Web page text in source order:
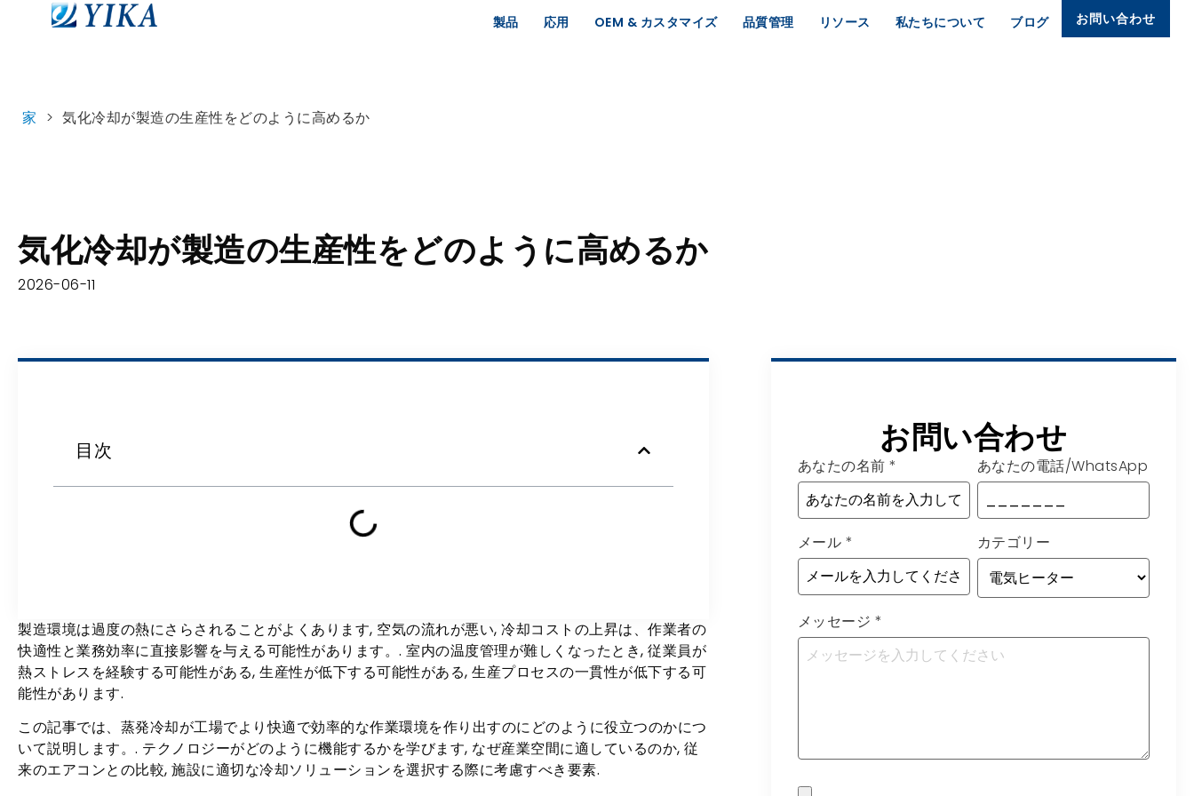
製品 応用 OEM & カスタマイズ 品質管理 リソース 私たちについて ブログ お問い合わせ
家 > 気化冷却が製造の生産性をどのように高めるか
気化冷却が製造の生産性をどのように高めるか
2026-06-11
目次
製造環境は過度の熱にさらされることがよくあります, 空気の流れが悪い, 冷却コストの上昇は、作業者の
快適性と業務効率に直接影響を与える可能性があります。. 室内の温度管理が難しくなったとき, 従業員が
熱ストレスを経験する可能性がある, 生産性が低下する可能性がある, 生産プロセスの一貫性が低下する可
能性があります.
この記事では、蒸発冷却が工場でより快適で効率的な作業環境を作り出すのにどのように役立つのかにつ
いて説明します。. テクノロジーがどのように機能するかを学びます, なぜ産業空間に適しているのか, 従
来のエアコンとの比較, 施設に適切な冷却ソリューションを選択する際に考慮すべき要素.
お問い合わせ
あなたの名前 * あなたの電話/WhatsApp
メール * カテゴリー
メッセージ *